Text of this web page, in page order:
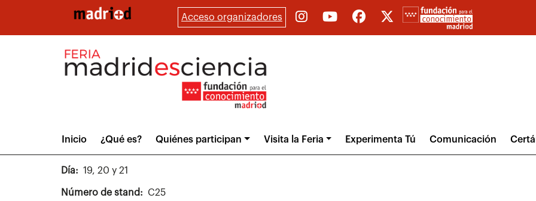
Acceso organizadores
Main
menuInicio ¿Qué es? Quiénes participan Visita la Feria Experimenta Tú Comunicación
Día 19, 20 y 21
Número de stand C25